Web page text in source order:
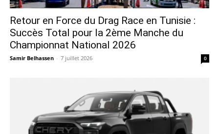
Retour en Force du Drag Race en Tunisie :
Succès Total pour la 2ème Manche du
Championnat National 2026
Samir Belhassen - 7 juillet 2026 0